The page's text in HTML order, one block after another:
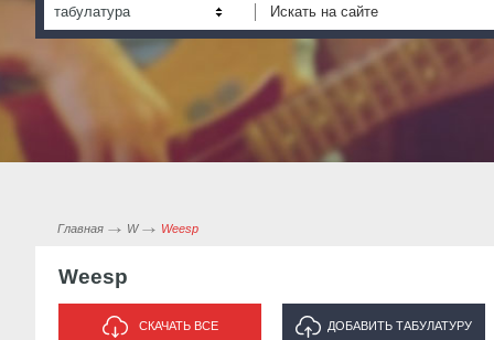
табулатура
Главная W Weesp
Weesp
СКАЧАТЬ ВСЕ ДОБАВИТЬ ТАБУЛАТУРУ